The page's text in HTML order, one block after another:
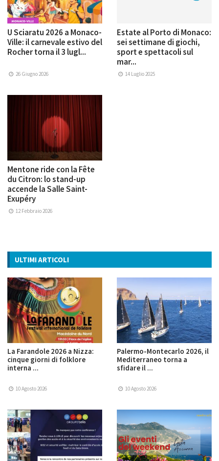
U Sciaratu 2026 a Monaco-
Ville: il carnevale estivo del
Rocher torna il 3 lugl...
26 Giugno 2026
Estate al Porto di Monaco:
sei settimane di giochi,
sport e spettacoli sul
mar...
14 Luglio 2025
Mentone ride con la Fête
du Citron: lo stand-up
accende la Salle Saint-
Exupéry
12 Febbraio 2026
ULTIMI ARTICOLI
La Farandole 2026 a Nizza:
cinque giorni di folklore
interna ...
10 Agosto 2026
Palermo-Montecarlo 2026, il
Mediterraneo torna a
sfidare il ...
10 Agosto 2026